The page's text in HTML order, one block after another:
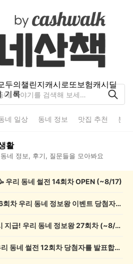
두의챌린지캐시로또보험캐시딜
기록
네 일상 동네 정보 맛집 추천 분
활
네 정보, 후기, 질문들을 모아봐요
우리 동네 썰전 14회차 OPEN (~8/17)
💰[당첨자 발표] 26회차 우리 동네 정보왕 이벤트 당첨자를 발표합니다!
💸 전원 2,000캐시 지급! 우리 동네 정보왕 27회차 (~8/10)
💰[당첨자 발표] 우리 동네 썰전 12회차 당첨자를 발표합니다!